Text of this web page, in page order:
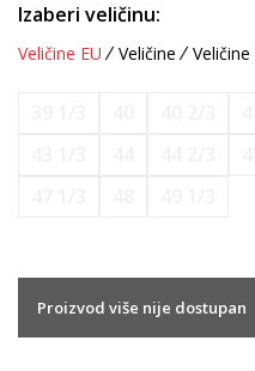
Izaberi veličinu:
Veličine EU Veličine Veličine
Proizvod više nije dostupan